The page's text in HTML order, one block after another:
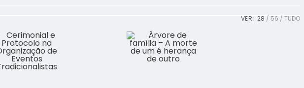
VER: 28 56 TUDO